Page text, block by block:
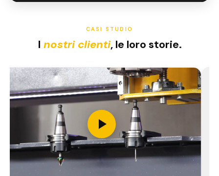
CASI STUDIO
I nostri clienti, le loro storie.